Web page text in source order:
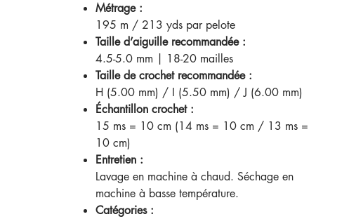
Métrage :
195 m / 213 yds par pelote
Taille d’aiguille recommandée :
4.5-5.0 mm | 18-20 mailles
Taille de crochet recommandée :
H (5.00 mm) / I (5.50 mm) / J (6.00 mm)
Échantillon crochet :
15 ms = 10 cm (14 ms = 10 cm / 13 ms =
10 cm)
Entretien :
Lavage en machine à chaud. Séchage en
machine à basse température.
Catégories :